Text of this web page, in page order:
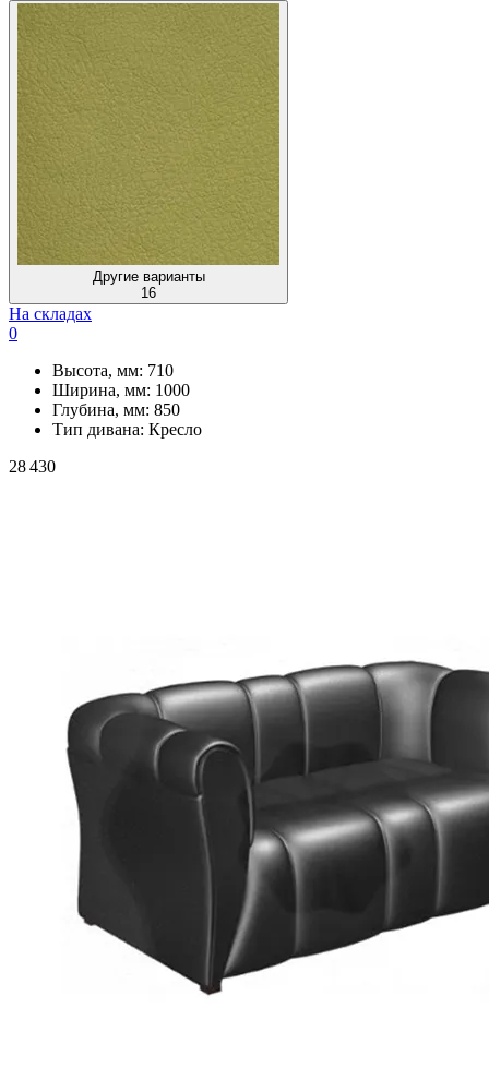
Другие варианты
16
На складах
0
Высота, мм: 710
Ширина, мм: 1000
Глубина, мм: 850
Тип дивана: Кресло
28 430